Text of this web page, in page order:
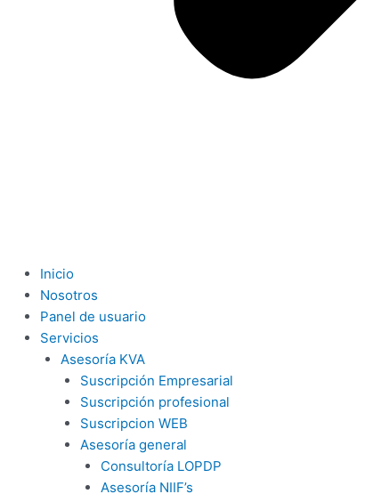
Inicio
Nosotros
Panel de usuario
Servicios
Asesoría KVA
Suscripción Empresarial
Suscripción profesional
Suscripcion WEB
Asesoría general
Consultoría LOPDP
Asesoría NIIF’s